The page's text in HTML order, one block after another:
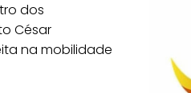
dos
César
na mobilidade